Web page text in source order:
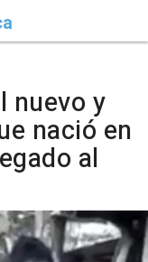
nuevo y
nació en
al